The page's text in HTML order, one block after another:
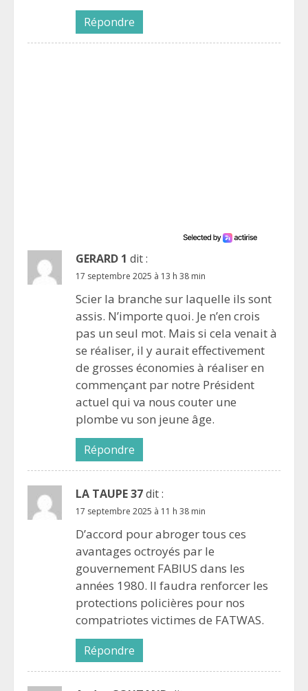
Répondre
GERARD 1 dit :
17 septembre 2025 à 13 h 38 min
Scier la branche sur laquelle ils sont
assis. N’importe quoi. Je n’en crois
pas un seul mot. Mais si cela venait à
se réaliser, il y aurait effectivement
de grosses économies à réaliser en
commençant par notre Président
actuel qui va nous couter une
plombe vu son jeune âge.
Répondre
LA TAUPE 37dit :
17 septembre 2025 à 11 h 38 min
D’accord pour abroger tous ces
avantages octroyés par le
gouvernement FABIUS dans les
années 1980. Il faudra renforcer les
protections policières pour nos
compatriotes victimes de FATWAS.
Répondre